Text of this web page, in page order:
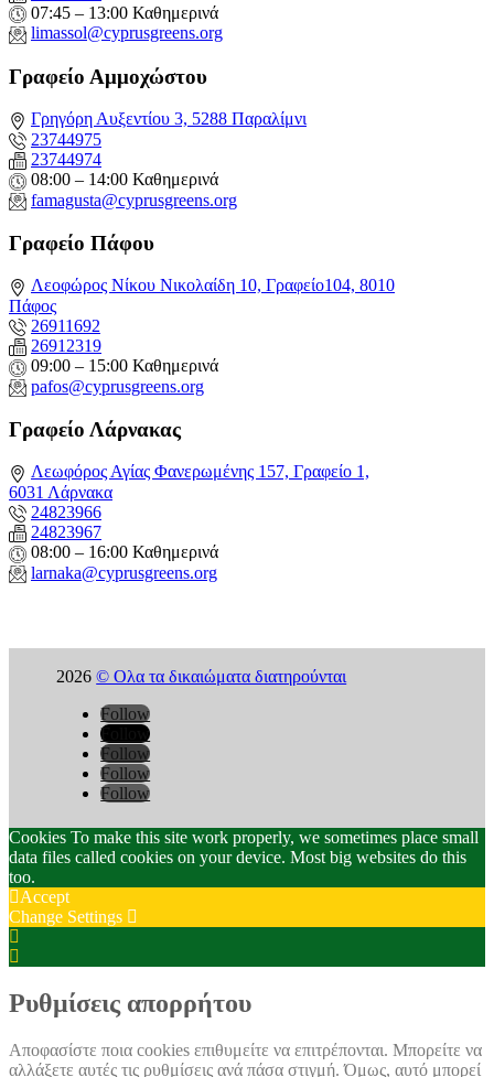
07:45 – 13:00 Καθημερινά
limassol@cyprusgreens.org
Γραφείο Αμμοχώστου
Γρηγόρη Αυξεντίου 3, 5288 Παραλίμνι
23744975
23744974
08:00 – 14:00 Καθημερινά
famagusta@cyprusgreens.org
Γραφείο Πάφου
Λεοφώρος Νίκου Νικολαίδη 10, Γραφείο104, 8010
Πάφος
26911692
26912319
09:00 – 15:00 Καθημερινά
pafos@cyprusgreens.org
Γραφείο Λάρνακας
Λεωφόρος Αγίας Φανερωμένης 157, Γραφείο 1,
6031 Λάρνακα
24823966
24823967
08:00 – 16:00 Καθημερινά
larnaka@cyprusgreens.org
2026© Ολα τα δικαιώματα διατηρούνται
Follow
Follow
Follow
Follow
Follow
Cookies To make this site work properly, we sometimes place small
data files called cookies on your device. Most big websites do this
too.
Accept
Change Settings
Settings
Ρυθμίσεις απορρήτου
Αποφασίστε ποια cookies επιθυμείτε να επιτρέπονται. Μπορείτε να
αλλάξετε αυτές τις ρυθμίσεις ανά πάσα στιγμή. Όμως, αυτό μπορεί